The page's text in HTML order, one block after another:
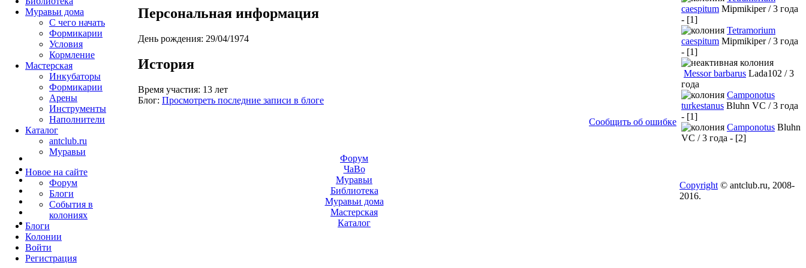
Персональная информация
День рождения: 29/04/1974
История
Время участия: 13 лет
Блог: Просмотреть последние записи в блоге
Сообщить об ошибке
Муравьи дома
С чего начать
Формикарии
Условия
Кормление
Мастерская
Инкубаторы
Формикарии
Арены
Инструменты
Наполнители
Каталог
antclub.ru
Муравьи
Новое на сайте
Форум
Блоги
События в
колониях
Блоги
Колонии
Войти
Peгиcтpaция
caespitum Mipmikiper / 3 года
- [1]
Tetramorium
caespitum Mipmikiper / 3 года
- [1]
Messor barbarus Lada102 / 3
года
Camponotus
turkestanus Bluhn VC / 3 года
- [1]
Camponotus Bluhn
VC / 3 года - [2]
Форум
ЧаВо
Муравьи
Библиотека
Муравьи дома
Мастерская
Каталог
Copyright © antclub.ru, 2008-
2016.